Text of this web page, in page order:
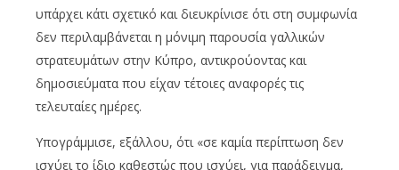
υπάρχει κάτι σχετικό και διευκρίνισε ότι στη συμφωνία
δεν περιλαμβάνεται η μόνιμη παρουσία γαλλικών
στρατευμάτων στην Κύπρο, αντικρούοντας και
δημοσιεύματα που είχαν τέτοιες αναφορές τις
τελευταίες ημέρες.
Υπογράμμισε, εξάλλου, ότι «σε καμία περίπτωση δεν
ισχύει το ίδιο καθεστώς που ισχύει, για παράδειγμα,